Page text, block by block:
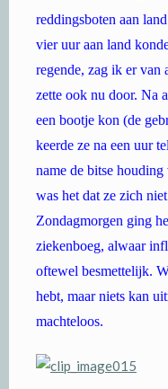
reddingsboten aan
vier uur aan land
regende, zag ik er van
zette ook nu door. Na
een bootje kon (de
keerde ze na een uur
name de bitse
was het dat ze zich
Zondagmorgen ging
ziekenboeg, alwaar
oftewel besmettelijk.
hebt, maar niets kan
machteloos.